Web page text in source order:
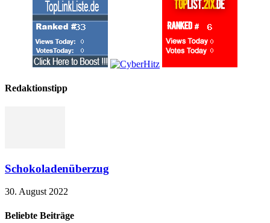
Redaktionstipp
Schokoladenüberzug
30. August 2022
Beliebte Beiträge